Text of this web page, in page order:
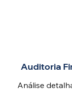
Auditoria
Análise